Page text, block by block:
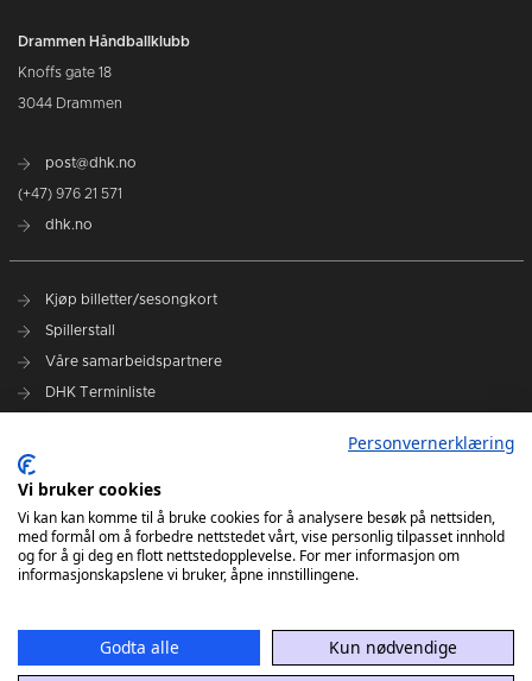
Drammen Håndballklubb
Knoffs gate 18
3044 Drammen
post@dhk.no
(+47) 976 21 571
dhk.no
Kjøp billetter/sesongkort
Spillerstall
Våre samarbeidspartnere
DHK Terminliste
DHK på Instagram
DHK på TikTok
Personvernerklæring
Vi bruker cookies
Vi kan kan komme til å bruke cookies for å analysere besøk på nettsiden,
med formål om å forbedre nettstedet vårt, vise personlig tilpasset innhold
og for å gi deg en flott nettstedopplevelse. For mer informasjon om
informasjonskapslene vi bruker, åpne innstillingene.
Godta alle Kun nødvendige